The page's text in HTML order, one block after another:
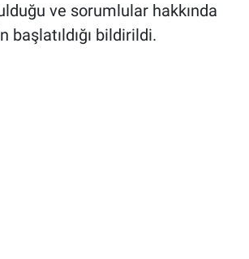
ve sorumlular hakkında
başlatıldığı bildirildi.